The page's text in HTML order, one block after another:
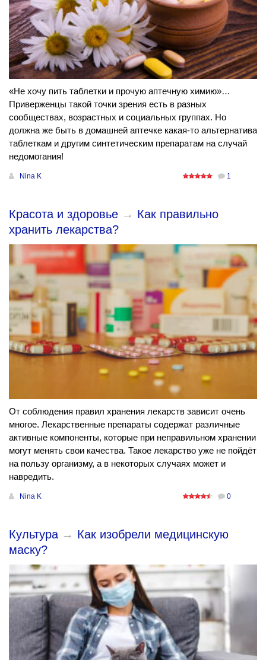
«Не хочу пить таблетки и прочую аптечную химию»…
Приверженцы такой точки зрения есть в разных
сообществах, возрастных и социальных группах. Но
должна же быть в домашней аптечке какая-то альтернатива
таблеткам и другим синтетическим препаратам на случай
недомогания!
Nina K 1
Красота и здоровье → Как правильно
хранить лекарства?
От соблюдения правил хранения лекарств зависит очень
многое. Лекарственные препараты содержат различные
активные компоненты, которые при неправильном хранении
могут менять свои качества. Такое лекарство уже не пойдёт
на пользу организму, а в некоторых случаях может и
навредить.
Nina K 0
Культура → Как изобрели медицинскую
маску?